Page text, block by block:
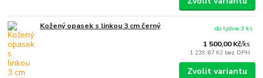
Kožený opasek s linkou 3 cm černý
1 500,00 Kč/ks
1 239,67 Kč bez DPH
do týdne 3 ks
Zvolit variantu